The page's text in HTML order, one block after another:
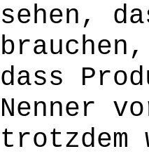
sehen,
dass
Nenner
trotzdem